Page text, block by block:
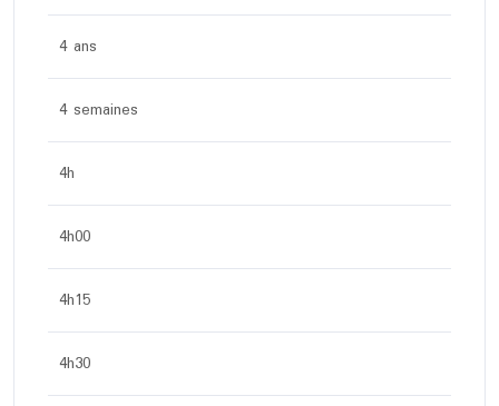
4 ans
4 semaines
4h
4h00
4h15
4h30